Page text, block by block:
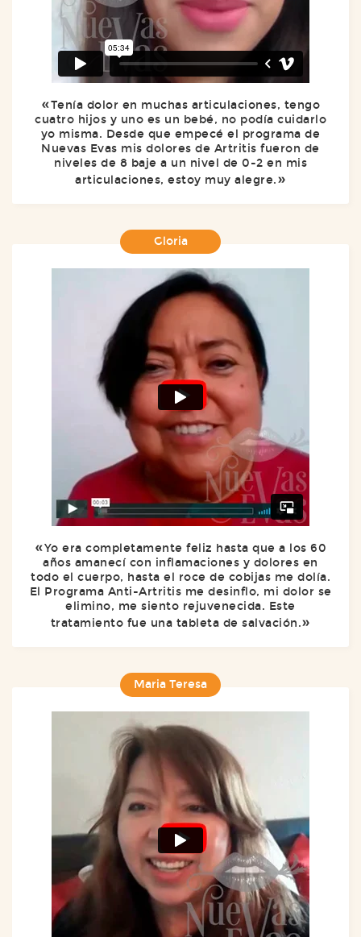
Tenía dolor en muchas articulaciones, tengo
cuatro hijos y uno es un bebé, no podía cuidarlo
yo misma. Desde que empecé el programa de
Nuevas Evas mis dolores de Artritis fueron de
niveles de 8 baje a un nivel de 0-2 en mis
articulaciones, estoy muy alegre.
Gloria
Yo era completamente feliz hasta que a los 60
años amanecí con inflamaciones y dolores en
todo el cuerpo, hasta el roce de cobijas me dolía.
El Programa Anti-Artritis me desinflo, mi dolor se
elimino, me siento rejuvenecida. Este
tratamiento fue una tableta de salvación.
Maria Teresa